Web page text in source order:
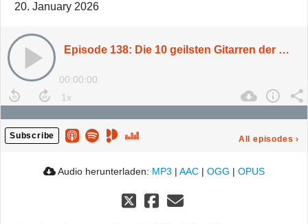
20. January 2026
Episode 138: Die 10 geilsten Gitarren der Welt
00:00:00
Subscribe All episodes ›
Audio herunterladen: MP3 | AAC | OGG | OPUS